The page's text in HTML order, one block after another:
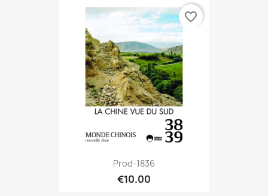
Prod-1836
€10.00
favorite_border